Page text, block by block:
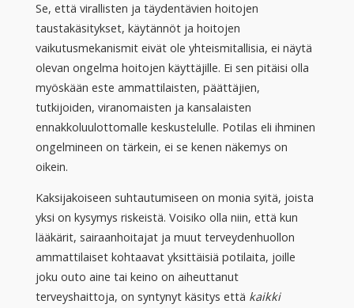
Se, että virallisten ja täydentävien hoitojen
taustakäsitykset, käytännöt ja hoitojen
vaikutusmekanismit eivät ole yhteismitallisia, ei näytä
olevan ongelma hoitojen käyttäjille. Ei sen pitäisi olla
myöskään este ammattilaisten, päättäjien,
tutkijoiden, viranomaisten ja kansalaisten
ennakkoluulottomalle keskustelulle. Potilas eli ihminen
ongelmineen on tärkein, ei se kenen näkemys on
oikein.
Kaksijakoiseen suhtautumiseen on monia syitä, joista
yksi on kysymys riskeistä. Voisiko olla niin, että kun
lääkärit, sairaanhoitajat ja muut terveydenhuollon
ammattilaiset kohtaavat yksittäisiä potilaita, joille
joku outo aine tai keino on aiheuttanut
terveyshaittoja, on syntynyt käsitys että kaikki